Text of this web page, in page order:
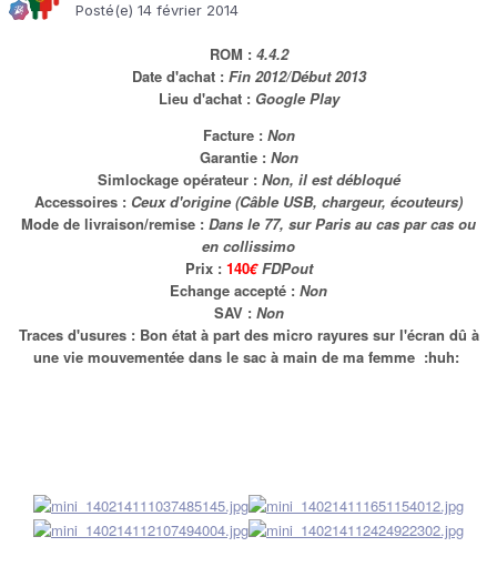
Posté(e) 14 février 2014
ROM : 4.4.2
Date d'achat : Fin 2012/Début 2013
Lieu d'achat : Google Play
Facture : Non
Garantie : Non
Simlockage opérateur : Non, il est débloqué
Accessoires : Ceux d'origine (Câble USB, chargeur, écouteurs)
Mode de livraison/remise : Dans le 77, sur Paris au cas par cas ou
en collissimo
Prix : 140€FDPout
Echange accepté : Non
SAV : Non
Traces d'usures : Bon état à part des micro rayures sur l'écran dû à
une vie mouvementée dans le sac à main de ma femme :huh: